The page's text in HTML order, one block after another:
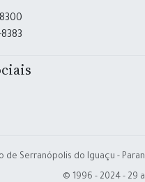
de Serranópolis do Iguaçu -
© 1996 - 2024 - 29